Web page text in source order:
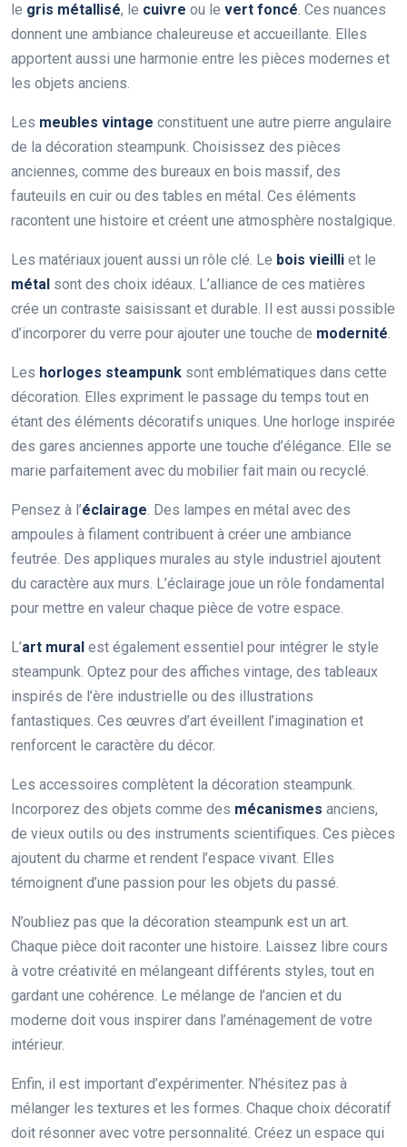
le gris métallisé, le cuivre ou le vert foncé . Ces nuances
donnent une ambiance chaleureuse et accueillante. Elles
apportent aussi une harmonie entre les pièces modernes et
les objets anciens.
Les meubles vintage constituent une autre pierre angulaire
de la décoration steampunk. Choisissez des pièces
anciennes, comme des bureaux en bois massif, des
fauteuils en cuir ou des tables en métal. Ces éléments
racontent une histoire et créent une atmosphère nostalgique.
Les matériaux jouent aussi un rôle clé. Le bois vieilli et le
métal sont des choix idéaux. L’alliance de ces matières
crée un contraste saisissant et durable. Il est aussi possible
d’incorporer du verre pour ajouter une touche de modernité
Les horloges steampunk sont emblématiques dans cette
décoration. Elles expriment le passage du temps tout en
étant des éléments décoratifs uniques. Une horloge inspirée
des gares anciennes apporte une touche d’élégance. Elle se
marie parfaitement avec du mobilier fait main ou recyclé.
Pensez à l’éclairage . Des lampes en métal avec des
ampoules à filament contribuent à créer une ambiance
feutrée. Des appliques murales au style industriel ajoutent
du caractère aux murs. L’éclairage joue un rôle fondamental
pour mettre en valeur chaque pièce de votre espace.
L’art mural est également essentiel pour intégrer le style
steampunk. Optez pour des affiches vintage, des tableaux
inspirés de l’ère industrielle ou des illustrations
fantastiques. Ces œuvres d’art éveillent l’imagination et
renforcent le caractère du décor.
Les accessoires complètent la décoration steampunk.
Incorporez des objets comme des mécanismes anciens,
de vieux outils ou des instruments scientifiques. Ces pièces
ajoutent du charme et rendent l’espace vivant. Elles
témoignent d’une passion pour les objets du passé.
N’oubliez pas que la décoration steampunk est un art.
Chaque pièce doit raconter une histoire. Laissez libre cours
à votre créativité en mélangeant différents styles, tout en
gardant une cohérence. Le mélange de l’ancien et du
moderne doit vous inspirer dans l’aménagement de votre
intérieur.
Enfin, il est important d’expérimenter. N’hésitez pas à
mélanger les textures et les formes. Chaque choix décoratif
doit résonner avec votre personnalité. Créez un espace qui